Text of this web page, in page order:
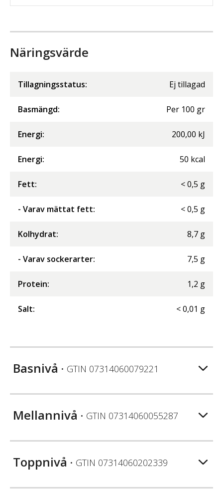
Näringsvärde
Tillagningsstatus: Ej tillagad
Basmängd: Per 100 gr
Energi: 200,00 kJ
Energi: 50 kcal
Fett: <0,5 g
- Varav mättat fett: <0,5 g
Kolhydrat: 8,7 g
- Varav sockerarter: 7,5 g
Protein: 1,2 g
Salt: <0,01 g
Basnivå • GTIN 07314060079221
Mellannivå • GTIN 07314060055287
Toppnivå • GTIN 07314060202339